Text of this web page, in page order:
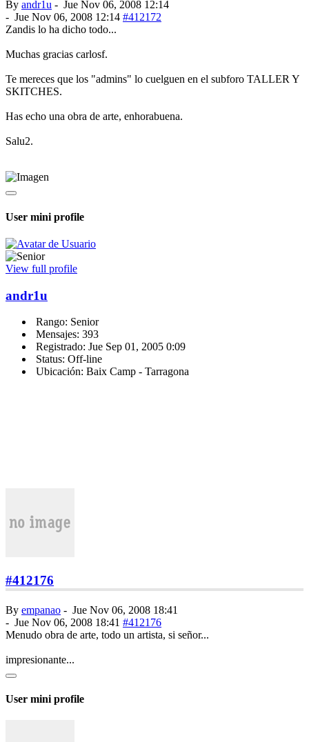
By andr1u - Jue Nov 06, 2008 12:14
- Jue Nov 06, 2008 12:14 #412172
Zandis lo ha dicho todo...
Muchas gracias carlosf.
Te mereces que los "admins" lo cuelguen en el subforo TALLER Y
SKITCHES.
Has echo una obra de arte, enhorabuena.
Salu2.
User mini profile
View full profile
andr1u
Rango: Senior
Mensajes: 393
Registrado: Jue Sep 01, 2005 0:09
Status: Off-line
Ubicación: Baix Camp - Tarragona
#412176
By empanao - Jue Nov 06, 2008 18:41
- Jue Nov 06, 2008 18:41 #412176
Menudo obra de arte, todo un artista, si señor...
impresionante...
User mini profile